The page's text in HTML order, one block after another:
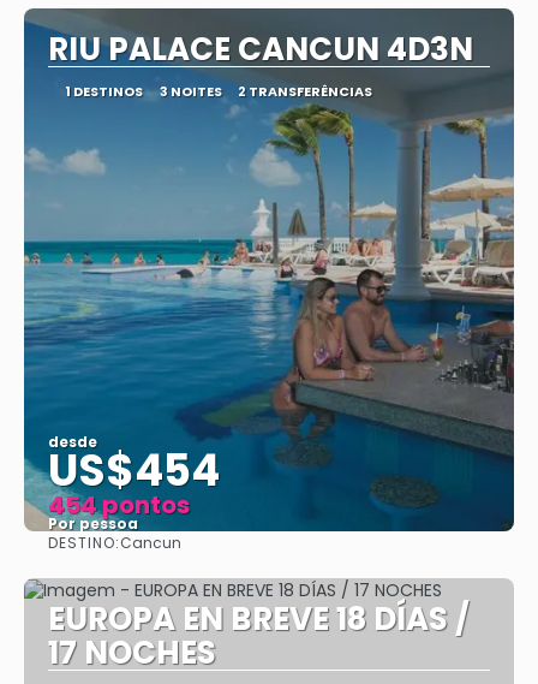
RIU PALACE CANCUN 4D3N
1 DESTINOS 3 NOITES 2 TRANSFERÊNCIAS
desde
US$454
454 pontos
Por pessoa
DESTINO:Cancun
EUROPA EN BREVE 18 DÍAS /
17 NOCHES